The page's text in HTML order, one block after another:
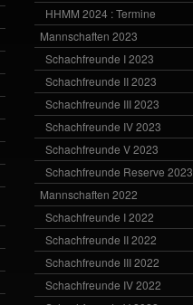
HHMM 2024 : Termine
Mannschaften 2023
Schachfreunde I 2023
Schachfreunde II 2023
Schachfreunde III 2023
Schachfreunde IV 2023
Schachfreunde V 2023
Schachfreunde Reserve 2023
Mannschaften 2022
Schachfreunde I 2022
Schachfreunde II 2022
Schachfreunde III 2022
Schachfreunde IV 2022